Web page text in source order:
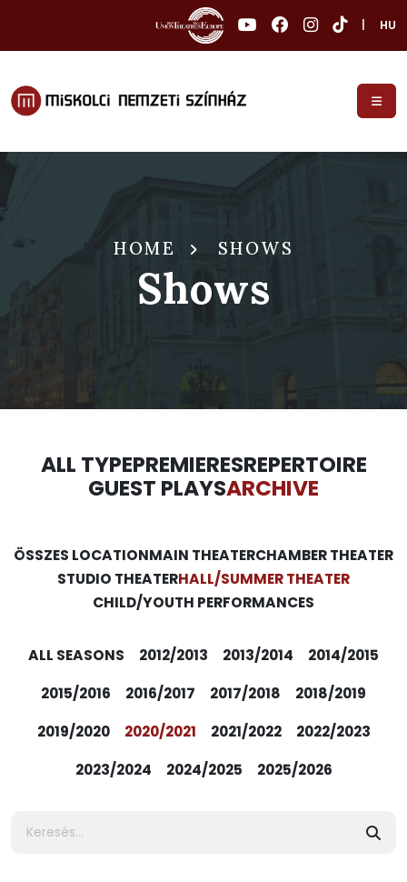
HU
HOME SHOWS
Shows
ALL TYPEPREMIERESREPERTOIRE
GUEST PLAYSARCHIVE
ÖSSZES LOCATIONMAIN THEATERCHAMBER THEATER
STUDIO THEATERHALL/SUMMER THEATER
CHILD/YOUTH PERFORMANCES
ALL SEASONS 2012/2013 2013/2014
2014/2015
2015/2016
2016/2017 2017/2018
2018/2019
2019/2020
2020/2021 2021/2022
2022/2023
2023/2024
2024/2025 2025/2026